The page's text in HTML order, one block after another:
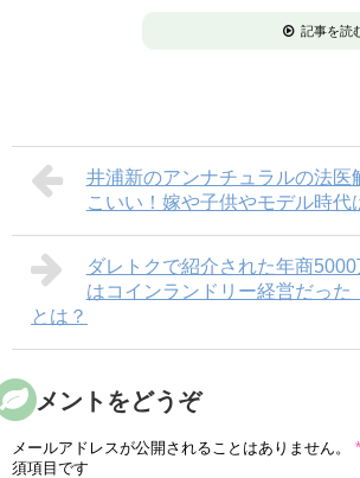
記事を読
井浦新のアンナチュラルの法医
こいい！嫁や子供やモデル時代
ダレトクで紹介された年商
はコインランドリー経営だった
とは？
コメントをどうぞ
メールアドレスが公開されることはありません。 *
須項目です